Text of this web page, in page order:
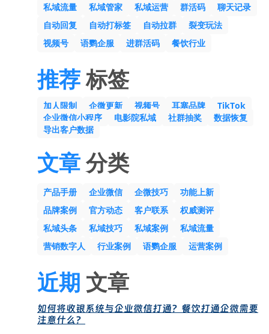
私域流量
私域管家 私域运营 群活码
聊天记录
自动回复
自动打标签 自动拉群
裂变玩法
视频号
语鹦企服 进群活码 餐饮行业
推荐标签
加人限制 企微更新 视频号 耳塞品牌
TikTok
企业微信小程序
电影院私域 社群抽奖
数据恢复
导出客户数据
文章分类
产品手册 企业微信 企微技巧
功能上新
品牌案例
官方动态 客户联系
权威测评
私域头条
私域技巧 私域案例
私域流量
营销数字人
行业案例 语鹦企服 运营案例
近期 文章
如何将收银系统与企业微信打通？餐饮打通企微需要
注意什么？